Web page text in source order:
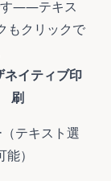
——テキス
もクリックで
ネイティブ印
刷
テキスト選
）